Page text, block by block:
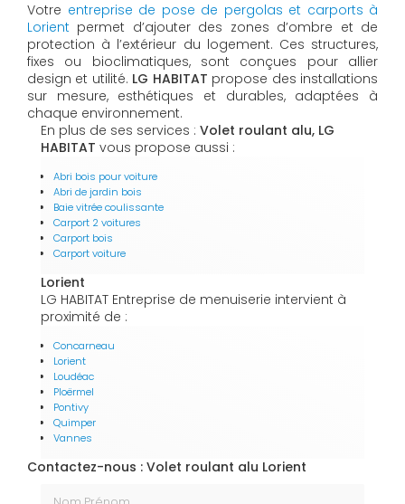
Votre entreprise de pose de pergolas et carports à
Lorient permet d’ajouter des zones d’ombre et de
protection à l’extérieur du logement. Ces structures,
fixes ou bioclimatiques, sont conçues pour allier
design et utilité. LG HABITAT propose des installations
sur mesure, esthétiques et durables, adaptées à
chaque environnement.
En plus de ses services : Volet roulant alu, LG
HABITAT vous propose aussi :
Abri bois pour voiture
Abri de jardin bois
Baie vitrée coulissante
Carport 2 voitures
Carport bois
Carport voiture
Lorient
LG HABITAT Entreprise de menuiserie intervient à
proximité de :
Concarneau
Lorient
Loudéac
Ploërmel
Pontivy
Quimper
Vannes
Contactez-nous : Volet roulant alu Lorient